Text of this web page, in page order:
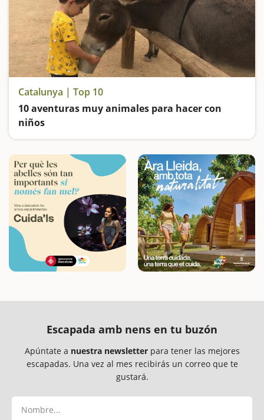
Catalunya | Top 10
10 aventuras muy animales para hacer con
niños
Escapada amb nens en tu buzón
Apúntate a nuestra newsletterpara tener las mejores
escapadas. Una vez al mes recibirás un correo que te
gustará.